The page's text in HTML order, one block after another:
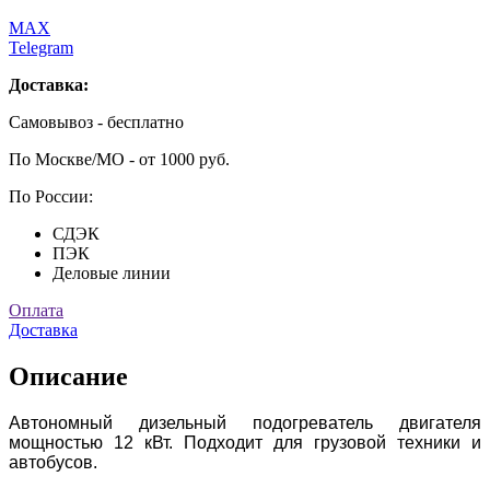
MAX
Telegram
Доставка:
Самовывоз - бесплатно
По Москве/МО - от 1000 руб.
По России:
СДЭК
ПЭК
Деловые линии
Оплата
Доставка
Описание
Автономный дизельный подогреватель двигателя
мощностью 12 кВт. Подходит для грузовой техники и
автобусов.